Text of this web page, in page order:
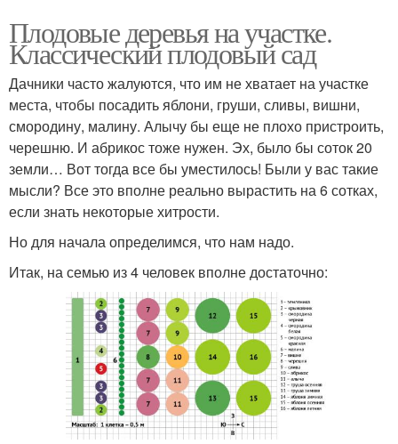
Плодовые деревья на участке.
Классический плодовый сад
Дачники часто жалуются, что им не хватает на участке
места, чтобы посадить яблони, груши, сливы, вишни,
смородину, малину. Алычу бы еще не плохо пристроить,
черешню. И абрикос тоже нужен. Эх, было бы соток 20
земли… Вот тогда все бы уместилось! Были у вас такие
мысли? Все это вполне реально вырастить на 6 сотках,
если знать некоторые хитрости.
Но для начала определимся, что нам надо.
Итак, на семью из 4 человек вполне достаточно: